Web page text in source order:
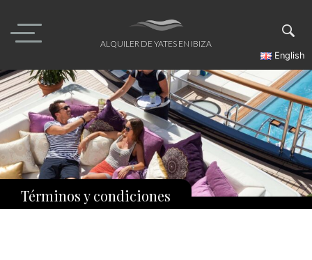
content
ALQUILER DE YATES EN IBIZA
English
Términos y condiciones